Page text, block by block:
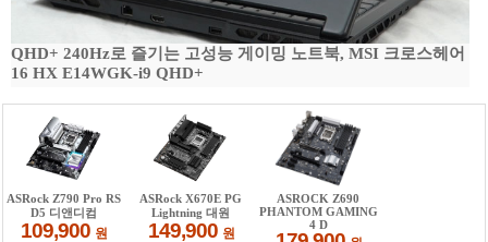
QHD+ 240Hz로 즐기는 고성능 게이밍 노트북, MSI 크로스헤어
16 HX E14WGK-i9 QHD+